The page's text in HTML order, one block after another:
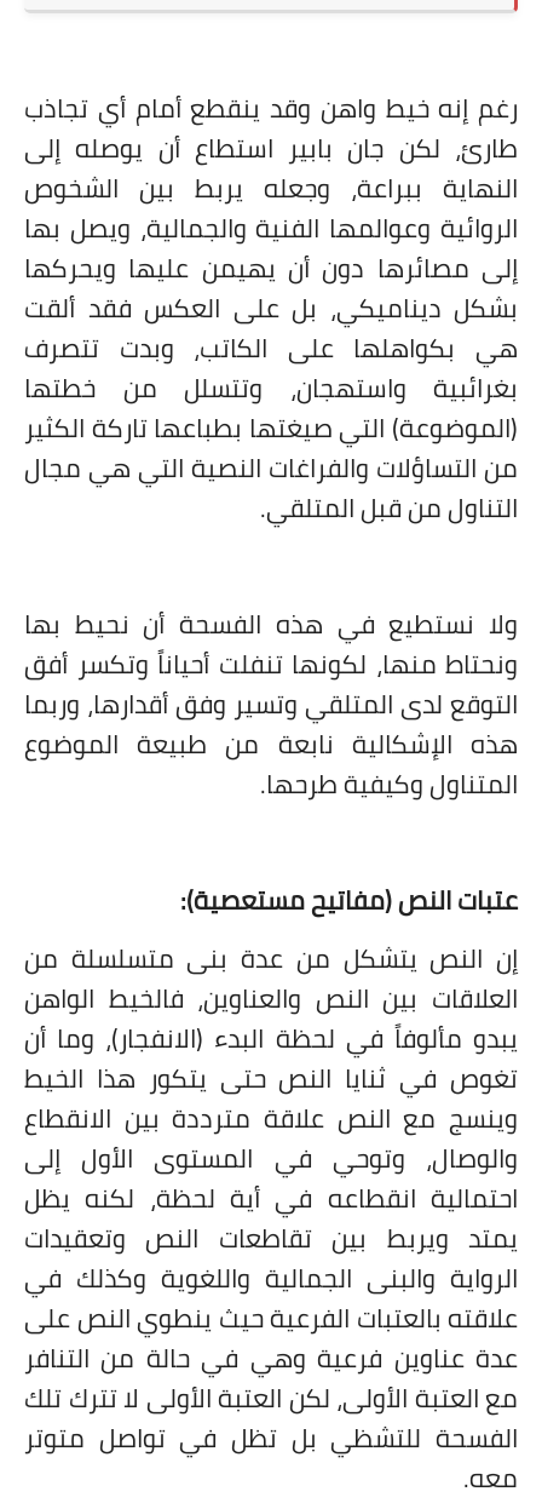
رغم إنه خيط واهن وقد ينقطع أمام أي تجاذب
طارئ، لكن جان بابير استطاع أن يوصله إلى
النهاية ببراعة، وجعله يربط بين الشخوص
الروائية وعوالمها الفنية والجمالية، ويصل بها
إلى مصائرها دون أن يهيمن عليها ويحركها
بشكل ديناميكي، بل على العكس فقد ألقت
هي بكواهلها على الكاتب، وبدت تتصرف
بغرائبية واستهجان، وتتسلل من خطتها
(الموضوعة) التي صيغتها بطباعها تاركة الكثير
من التساؤلات والفراغات النصية التي هي مجال
التناول من قبل المتلقي.
ولا نستطيع في هذه الفسحة أن نحيط بها
ونحتاط منها، لكونها تنفلت أحياناً وتكسر أفق
التوقع لدى المتلقي وتسير وفق أقدارها، وربما
هذه الإشكالية نابعة من طبيعة الموضوع
المتناول وكيفية طرحها.
عتبات النص (مفاتيح مستعصية):
إن النص يتشكل من عدة بنى متسلسلة من
العلاقات بين النص والعناوين، فالخيط الواهن
يبدو مألوفاً في لحظة البدء (الانفجار)، وما أن
تغوص في ثنايا النص حتى يتكور هذا الخيط
وينسج مع النص علاقة مترددة بين الانقطاع
والوصال، وتوحي في المستوى الأول إلى
احتمالية انقطاعه في أية لحظة، لكنه يظل
يمتد ويربط بين تقاطعات النص وتعقيدات
الرواية والبنى الجمالية واللغوية وكذلك في
علاقته بالعتبات الفرعية حيث ينطوي النص على
عدة عناوين فرعية وهي في حالة من التنافر
مع العتبة الأولى، لكن العتبة الأولى لا تترك تلك
الفسحة للتشظي بل تظل في تواصل متوتر
معه.